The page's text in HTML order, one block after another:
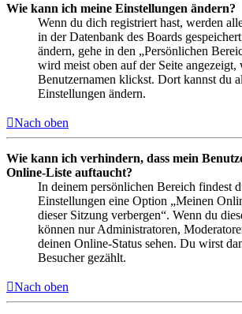
Wie kann ich meine Einstellungen ändern?
Wenn du dich registriert hast, werden
in der Datenbank des Boards
ändern, gehe in den „Persönlichen
wird meist oben auf der Seite angezeigt,
Benutzernamen klickst. Dort kannst du
Einstellungen ändern.
Nach oben
Wie kann ich verhindern, dass mein
Online-Liste auftaucht?
In deinem persönlichen Bereich findest
Einstellungen eine Option „Meinen
dieser Sitzung verbergen“. Wenn du
können nur Administratoren,
deinen Online-Status sehen. Du wirst
Besucher gezählt.
Nach oben